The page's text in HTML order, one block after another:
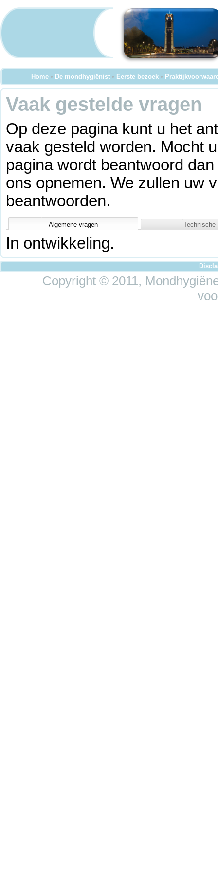
Home • De mondhygiënist • Eerste bezoek •
Vaak gestelde vragen
Op deze pagina kunt u het
vaak gesteld worden. Mocht
pagina wordt beantwoord
ons opnemen. We zullen uw
beantwoorden.
Algemene vragen Technische
In ontwikkeling.
Copyright © 2011,